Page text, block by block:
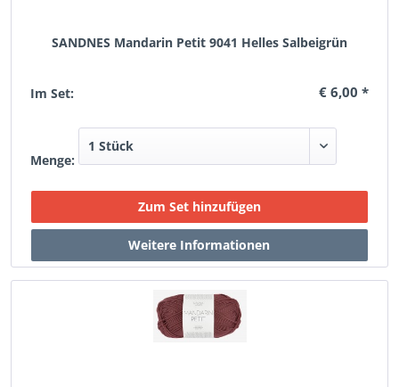
SANDNES Mandarin Petit 9041 Helles Salbeigrün
Im Set: € 6,00 *
Menge: